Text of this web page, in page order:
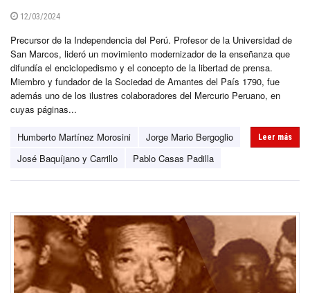
12/03/2024
Precursor de la Independencia del Perú. Profesor de la Universidad de
San Marcos, lideró un movimiento modernizador de la enseñanza que
difundía el enciclopedismo y el concepto de la libertad de prensa.
Miembro y fundador de la Sociedad de Amantes del País 1790, fue
además uno de los ilustres colaboradores del Mercurio Peruano, en
cuyas páginas...
Humberto Martínez Morosini
Jorge Mario Bergoglio
José Baquíjano y Carrillo
Pablo Casas Padilla
Leer más